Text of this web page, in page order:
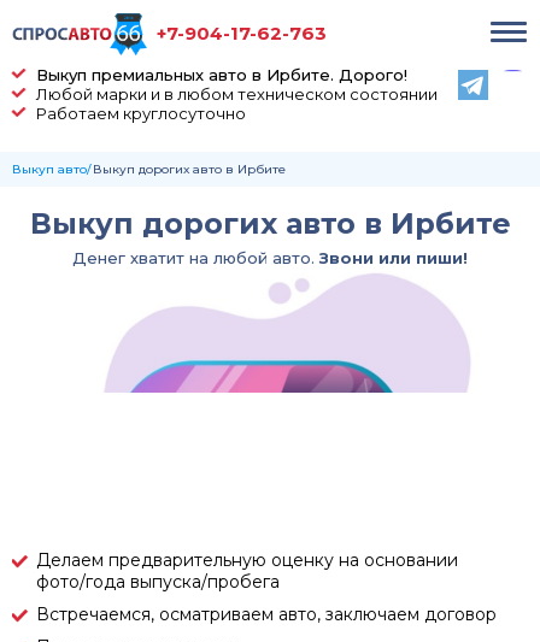
Выкуп премиальных авто в Ирбите. Дорого!
Любой марки и в любом техническом состоянии
Работаем круглосуточно
+7-904-17-62-763
Выкуп авто Выкуп дорогих авто в Ирбите
Выкуп дорогих авто в Ирбите
Денег хватит на любой авто.Звони или пиши!
Делаем предварительную оценку на основании
фото/года выпуска/пробега
Встречаемся, осматриваем авто, заключаем договор